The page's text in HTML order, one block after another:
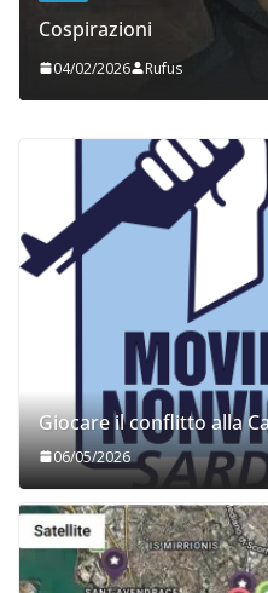
Cospirazioni
04/02/2026 Rufus
Giocare il conflitto alla
06/05/2026